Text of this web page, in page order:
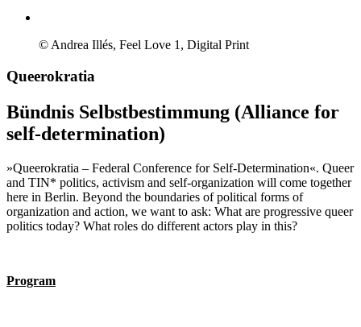
© Andrea Illés, Feel Love 1, Digital Print
Queerokratia
Bündnis Selbstbestimmung (Alliance for
self-determination)
»Queerokratia – Federal Conference for Self-Determination«. Queer
and TIN* politics, activism and self-organization will come together
here in Berlin. Beyond the boundaries of political forms of
organization and action, we want to ask: What are progressive queer
politics today? What roles do different actors play in this?
Program